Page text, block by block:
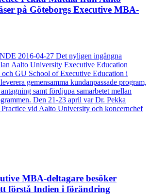
på Göteborgs Executive MBA-
2016-04-27 Det nyligen ingångna
Aalto University Executive Education
GU School of Executive Education i
gemensamma kundanpassade program,
samt fördjupa samarbetet mellan
Den 21-23 april var Dr. Pekka
vid Aalto University och koncernchef
MBA-deltagare besöker
förstå Indien i förändring